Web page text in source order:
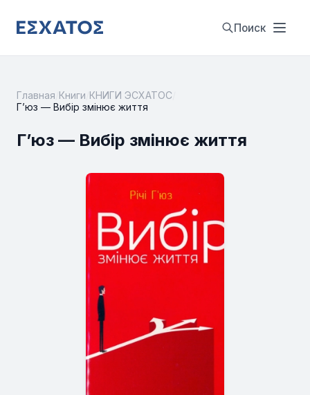
Поиск
Главная Книги КНИГИ ЭСХАТОС
Г’юз — Вибір змінює життя
Г’юз — Вибір змінює життя